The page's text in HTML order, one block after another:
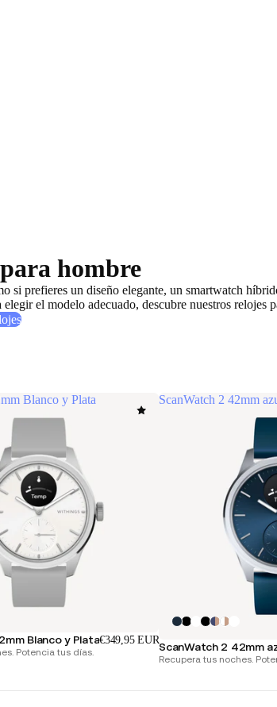
hombre
si prefieres un diseño elegante, un smartwatch
elegir el modelo adecuado, descubre nuestros relojes
Blanco y Plata
Blanco y Plata€349,95 EUR
Potencia tus días.
ScanWatch 2 42mm
ScanWatch 2 42mm
Recupera tus noches.